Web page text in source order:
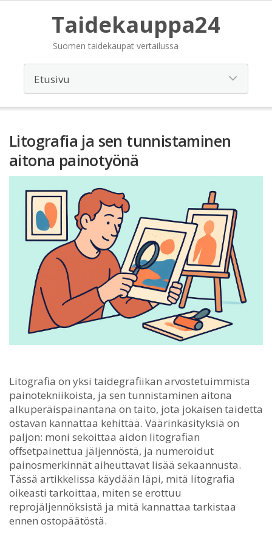
Taidekauppa24
Suomen taidekaupat vertailussa
Litografia ja sen tunnistaminen
aitona painotyönä
Litografia on yksi taidegrafiikan arvostetuimmista
painotekniikoista, ja sen tunnistaminen aitona
alkuperäispainantana on taito, jota jokaisen taidetta
ostavan kannattaa kehittää. Väärinkäsityksiä on
paljon: moni sekoittaa aidon litografian
offsetpainettua jäljennöstä, ja numeroidut
painosmerkinnät aiheuttavat lisää sekaannusta.
Tässä artikkelissa käydään läpi, mitä litografia
oikeasti tarkoittaa, miten se erottuu
reprojäljennöksistä ja mitä kannattaa tarkistaa
ennen ostopäätöstä.